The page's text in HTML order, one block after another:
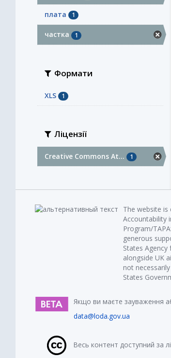
плата 1
частка 1
Формати
XLS 1
Ліцензії
Creative Commons At... 1
The website is
Accountability
Program/
generous
States
alongside UK
not
States
Якщо ви маєте зауваження
data@loda.gov.ua
Весь контент доступний за